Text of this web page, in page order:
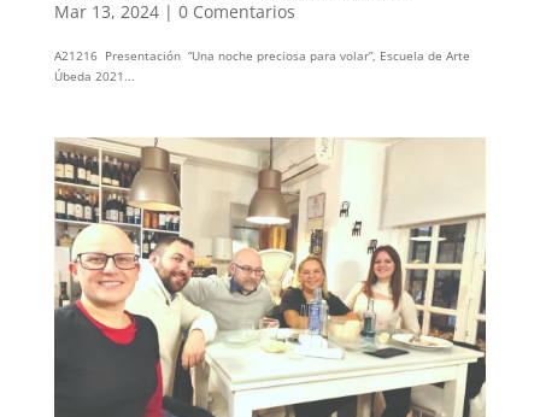
Mar 13, 2024| 0 Comentarios
A21216 Presentación “Una noche preciosa para volar”, Escuela de Arte
Úbeda 2021...